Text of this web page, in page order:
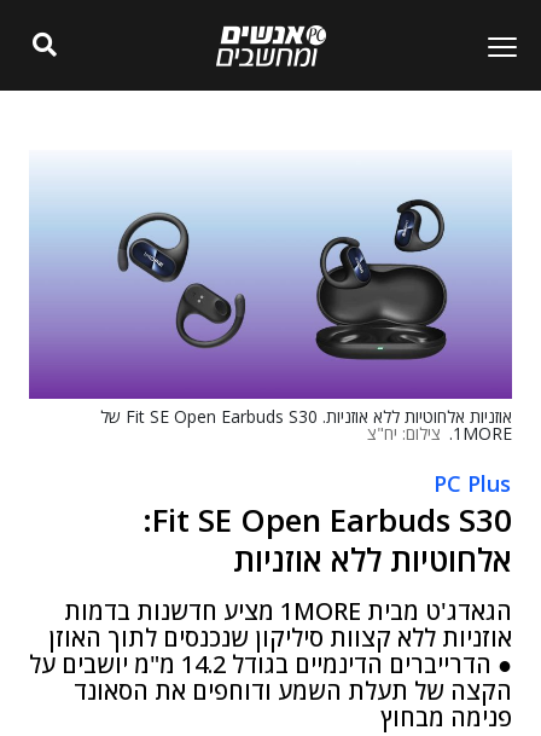
אוזניות אלחוטיות ללא אוזניות. Fit SE Open Earbuds S30 של
1MORE. צילום: יח"צ
PC Plus
Fit SE Open Earbuds S30:
אלחוטיות ללא אוזניות
הגאדג'ט מבית 1MORE מציע חדשנות בדמות
אוזניות ללא קצוות סיליקון שנכנסים לתוך האוזן
● הדרייברים הדינמיים בגודל 14.2 מ"מ יושבים על
הקצה של תעלת השמע ודוחפים את הסאונד
פנימה מבחוץ